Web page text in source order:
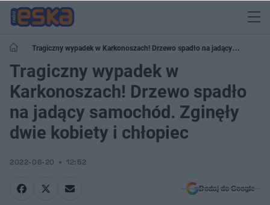
Tragiczny wypadek w Karkonoszach! Drzewo spadło na jadący
samochód. Zginęły dwie kobiety i chłopiec
Tragiczny wypadek w
Karkonoszach! Drzewo spadło
na jadący samochód. Zginęły
dwie kobiety i chłopiec
2022-06-20 12:52
Dodaj do Google